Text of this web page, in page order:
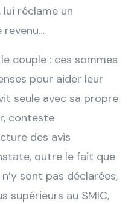
lui réclame un
revenu…
couple : ces sommes
pour aider leur
seule avec sa propre
conteste
des avis
outre le fait que
sont pas déclarées,
supérieurs au SMIC,